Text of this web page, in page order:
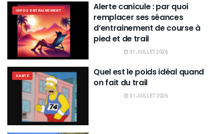
INFOS ENTRAINEMENT
Alerte canicule : par quoi
remplacer ses séances
d’entrainement de course à
pied et de trail
31 JUILLET 2026
SANTÉ
Quel est le poids idéal quand
on fait du trail
31 JUILLET 2026